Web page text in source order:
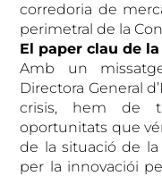
corredoria de
perimetral de la
El paper clau de
Amb un
Directora General
crisis, hem de
oportunitats que
de la situació de la
per la innovaciói